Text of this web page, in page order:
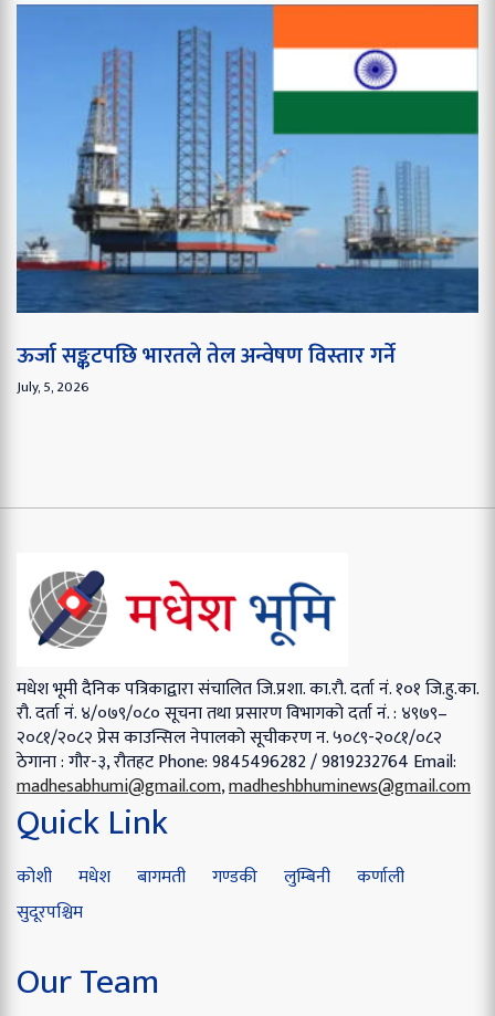
ऊर्जा सङ्कटपछि भारतले तेल अन्वेषण विस्तार गर्ने
July, 5, 2026
मधेश भूमी दैनिक पत्रिकाद्वारा संचालितजि.प्रशा. का.रौ. दर्ता नं. १०१जि.हु.का.
रौ. दर्ता नं. ४/०७९/०८०सूचना तथा प्रसारण विभागको दर्ता नं. : ४९७९–
२०८१/२०८२प्रेस काउन्सिल नेपालको सूचीकरण न. ५०८९-२०८१/०८२
ठेगाना : गौर-३, रौतहटPhone: 9845496282 / 9819232764 Email:
madhesabhumi@gmail.com,madheshbhuminews@gmail.com
Quick Link
कोशी मधेश बागमती गण्डकी लुम्बिनी
कर्णाली
सुदूरपश्चिम
Our Team